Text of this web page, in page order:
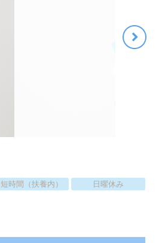
短時間（扶養内）
日曜休み